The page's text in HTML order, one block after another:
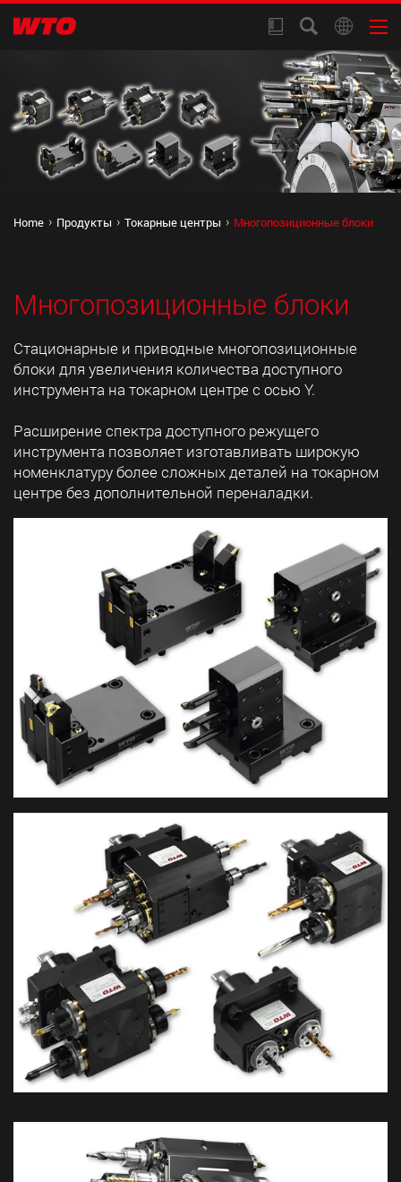
Home Продукты Токарные центры Многопозиционные блоки
Многопозиционные блоки
Стационарные и приводные многопозиционные
блоки для увеличения количества доступного
инструмента на токарном центре с осью Y.
Расширение спектра доступного режущего
инструмента позволяет изготавливать широкую
номенклатуру более сложных деталей на токарном
центре без дополнительной переналадки.